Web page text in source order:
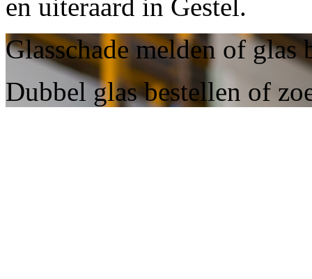
en uiteraard in Gestel.
Glasschade melden of glas
Dubbel glas bestellen of